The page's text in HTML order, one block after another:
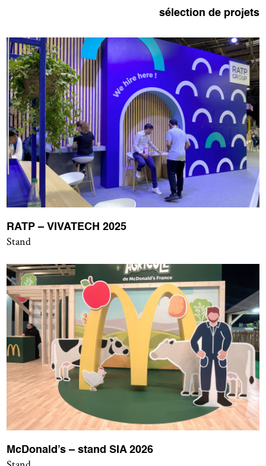
sélection de projets
RATP – VIVATECH 2025
Stand
McDonald’s – stand SIA 2026